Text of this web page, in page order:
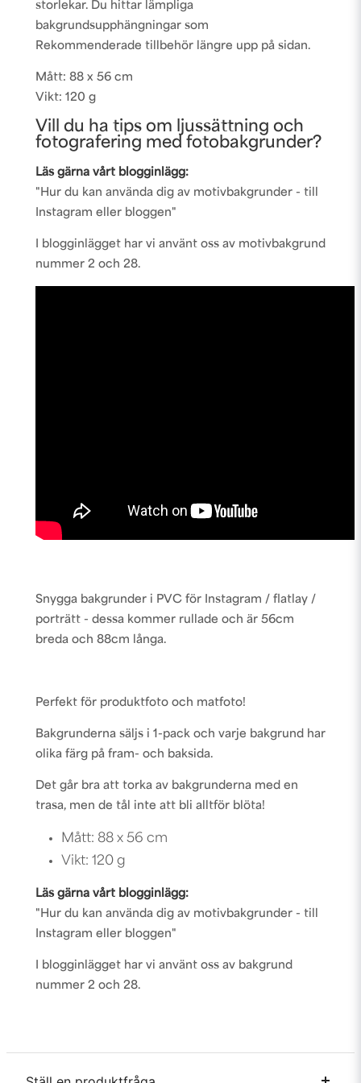
storlekar. Du hittar lämpliga
bakgrundsupphängningar som
Rekommenderade tillbehör längre upp på sidan.
Mått: 88 x 56 cm
Vikt: 120 g
Vill du ha tips om ljussättning och
fotografering med fotobakgrunder?
Läs gärna vårt blogginlägg:
"Hur du kan använda dig av motivbakgrunder - till
Instagram eller bloggen"
I blogginlägget har vi använt oss av motivbakgrund
nummer 2 och 28.
Snygga bakgrunder i PVC för Instagram / flatlay /
porträtt - dessa kommer rullade och är 56cm
breda och 88cm långa.
Perfekt för produktfoto och matfoto!
Bakgrunderna säljs i 1-pack och varje bakgrund har
olika färg på fram- och baksida.
Det går bra att torka av bakgrunderna med en
trasa, men de tål inte att bli alltför blöta!
Mått: 88 x 56 cm
Vikt: 120 g
Läs gärna vårt blogginlägg:
"Hur du kan använda dig av motivbakgrunder - till
Instagram eller bloggen"
I blogginlägget har vi använt oss av bakgrund
nummer 2 och 28.